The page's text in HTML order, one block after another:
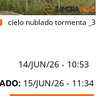
cielo nublado tormenta _3
14/JUN/26 - 10:53
15/JUN/26 - 11:34